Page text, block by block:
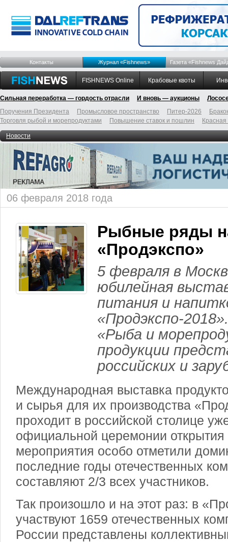
Контакты Журнал «Fishnews» Газета «Fishnews
FISHNEWS Online Крабовые квоты
Сильная переработка — гордость отрасли И вновь — аукционы
Поручения Президента
Промысловое пространство Питер-2026
Торговля рыбой и морепродуктами
Повышение ставок и пошлин
Новости
06 февраля 2018 года
Рыбные ряды
«Продэкспо»
5 февраля в
юбилейная
питания и
«Продэкспо-
«Рыба и
продукции
российских и
Международная выставка
и сырья для их производства
проходит в российской столице
официальной церемонии открытия
мероприятия особо отметили
последние годы отечественных
составляют 2/3 всех участников.
Так произошло и на этот раз: в
участвуют 1659 отечественных
России представлены